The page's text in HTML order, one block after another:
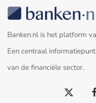
Banken.nl is het platform
Een centraal
van de financiële sector.